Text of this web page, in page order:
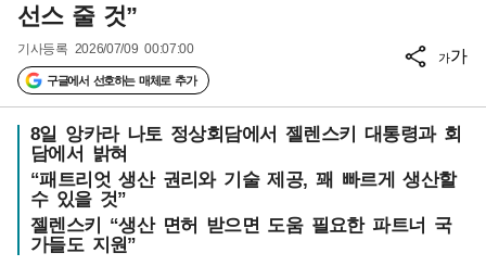
선스 줄 것”
기사등록 2026/07/09 00:07:00
구글에서 선호하는 매체로 추가
가가
8일 앙카라 나토 정상회담에서 젤렌스키 대통령과 회
담에서 밝혀
“패트리엇 생산 권리와 기술 제공, 꽤 빠르게 생산할
수 있을 것”
젤렌스키 “생산 면허 받으면 도움 필요한 파트너 국
가들도 지원”